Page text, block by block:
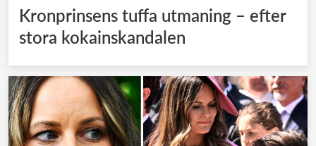
Kronprinsens tuffa utmaning – efter
stora kokainskandalen